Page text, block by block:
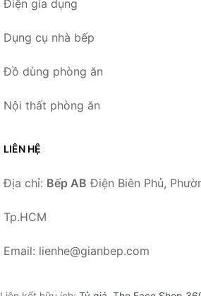
Điện gia dụng
Dụng cụ nhà bếp
Đồ dùng phòng ăn
Nội thất phòng ăn
LIÊN HỆ
Địa chỉ: Bếp AB Điện Biên Phủ,
Tp.HCM
Email: lienhe@gianbep.com